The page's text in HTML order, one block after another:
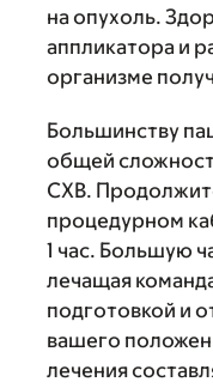
на опухоль.
аппликатора и
организме
Большинству
общей
CXB.
процедурном
1 час. Большую
лечащая
подготовкой и
вашего
лечения